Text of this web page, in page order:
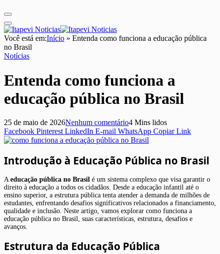
Você está em:Início » Entenda como funciona a educação pública
no Brasil
Notícias
Entenda como funciona a
educação pública no Brasil
25 de maio de 2026Nenhum comentário4 Mins lidos
Facebook Pinterest LinkedIn E-mail WhatsApp Copiar Link
Introdução à Educação Pública no Brasil
A educação pública no Brasil é um sistema complexo que visa garantir o
direito à educação a todos os cidadãos. Desde a educação infantil até o
ensino superior, a estrutura pública tenta atender a demanda de milhões de
estudantes, enfrentando desafios significativos relacionados a financiamento,
qualidade e inclusão. Neste artigo, vamos explorar como funciona a
educação pública no Brasil, suas características, estrutura, desafios e
avanços.
Estrutura da Educação Pública